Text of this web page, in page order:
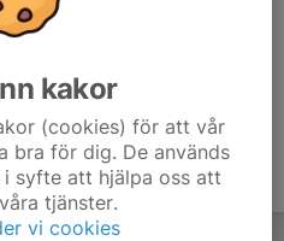
kakor
(cookies) för att vår
bra för dig. De används
syfte att hjälpa oss att
tjänster.
vi cookies